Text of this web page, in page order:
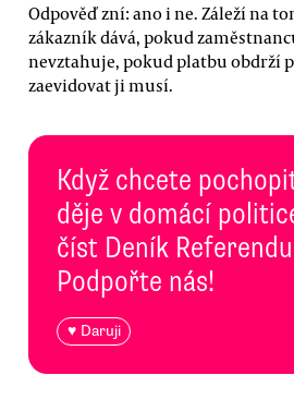
Odpověď zní: ano i ne. Záleží na
zákazník dává, pokud
nevztahuje, pokud platbu obdrží
zaevidovat ji musí.
Když chcete
děje v domácí
číst Deník
Podpořte nás!
♥ Daruji